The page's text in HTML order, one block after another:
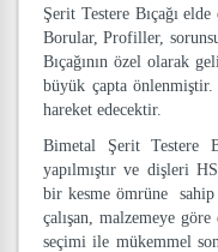
Şerit Testere Bıçağı
Borular, Profiller,
Bıçağının özel olarak
büyük çapta önlenmiştir.
hareket edecektir.
Bimetal Şerit Testere
yapılmıştır ve dişleri
bir kesme ömrüne sahip
çalışan, malzemeye
seçimi ile mükemmel